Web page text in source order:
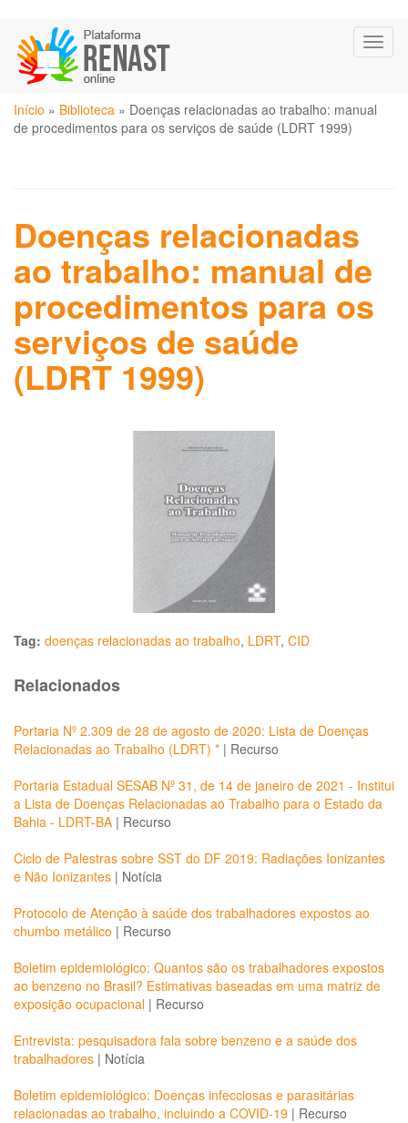
para
conteúdo
principal
Você
está
Início » Biblioteca » Doenças relacionadas ao trabalho: manual
de procedimentos para os serviços de saúde (LDRT 1999)
Doenças relacionadas
ao trabalho: manual de
procedimentos para os
serviços de saúde
(LDRT 1999)
Tag: doenças relacionadas ao trabalho, LDRT, CID
Relacionados
Portaria Nº 2.309 de 28 de agosto de 2020: Lista de Doenças
Relacionadas ao Trabalho (LDRT) * | Recurso
Portaria Estadual SESAB Nº 31, de 14 de janeiro de 2021 - Institui
a Lista de Doenças Relacionadas ao Trabalho para o Estado da
Bahia - LDRT-BA | Recurso
Ciclo de Palestras sobre SST do DF 2019: Radiações Ionizantes
e Não Ionizantes | Notícia
Protocolo de Atenção à saúde dos trabalhadores expostos ao
chumbo metálico | Recurso
Boletim epidemiológico: Quantos são os trabalhadores expostos
ao benzeno no Brasil? Estimativas baseadas em uma matriz de
exposição ocupacional | Recurso
Entrevista: pesquisadora fala sobre benzeno e a saúde dos
trabalhadores | Notícia
Boletim epidemiológico: Doenças infecciosas e parasitárias
relacionadas ao trabalho, incluindo a COVID-19 | Recurso